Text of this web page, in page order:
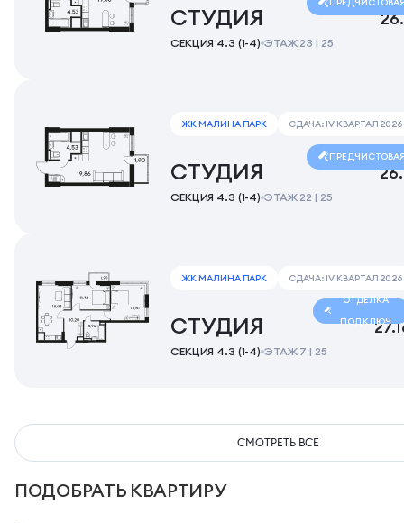
СМОТРЕТЬ ВСЕ
СТУДИЯ
СЕКЦИЯ 4.3 (1-4) ЭТАЖ 23 | 25
ЖК МАЛИНА ПАРК СДАЧА: IV КВАРТАЛ 2026
СТУДИЯ
СЕКЦИЯ 4.3 (1-4) ЭТАЖ 22 | 25
ЖК МАЛИНА ПАРК СДАЧА: IV КВАРТАЛ 2026
СТУДИЯ
СЕКЦИЯ 4.3 (1-4) ЭТАЖ 7 | 25
ОТДЕЛКА
ПОД КЛЮЧ
ПОДОБРАТЬ КВАРТИРУ